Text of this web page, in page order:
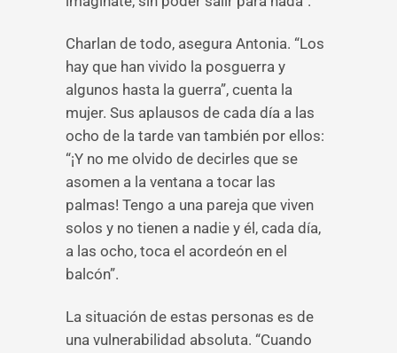
Charlan de todo, asegura Antonia. “Los
hay que han vivido la posguerra y
algunos hasta la guerra”, cuenta la
mujer. Sus aplausos de cada día a las
ocho de la tarde van también por ellos:
“¡Y no me olvido de decirles que se
asomen a la ventana a tocar las
palmas! Tengo a una pareja que viven
solos y no tienen a nadie y él, cada día,
a las ocho, toca el acordeón en el
balcón”.
La situación de estas personas es de
una vulnerabilidad absoluta. “Cuando